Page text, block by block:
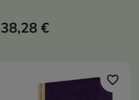
38,28 €
favorite_border